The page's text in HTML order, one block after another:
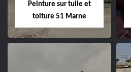
Peinture sur tuile et
toiture 51 Marne